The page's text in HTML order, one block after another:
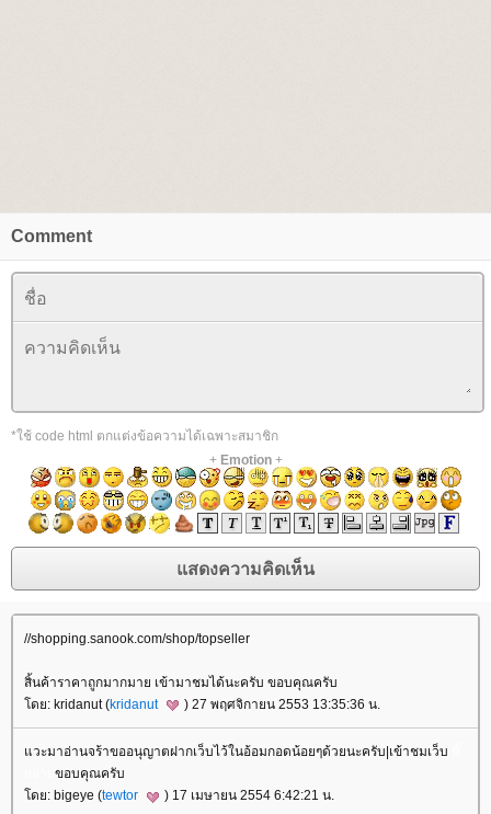
Comment
*ใช้ code html ตกแต่งข้อความได้เฉพาะสมาชิก
+ Emotion+
//shopping.sanook.com/shop/topseller
สิ้นค้าราคาถูกมากมาย เข้ามาชมได้นะครับ ขอบคุณครับ
ดย: kridanut (kridanut ) 27 พฤศจิกายน 2553 13:35:36 น.
วะมาอ่านจร้าขออนุญาตฝากเว็บไว้ในอ้อมกอดน้อยๆด้วยนะครับ|เข้าชมเว็บ
ขอบคุณครับ
ดย: bigeye (tewtor ) 17 เมษายน 2554 6:42:21 น.